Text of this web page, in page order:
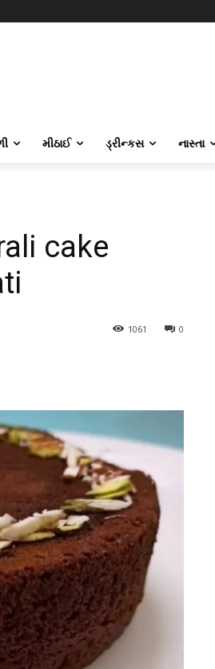
મીઠાઈ ડ્રીન્કસ નાસ્તા
cake
0
1061